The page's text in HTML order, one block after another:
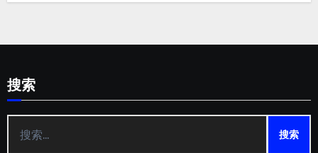
搜索
索：